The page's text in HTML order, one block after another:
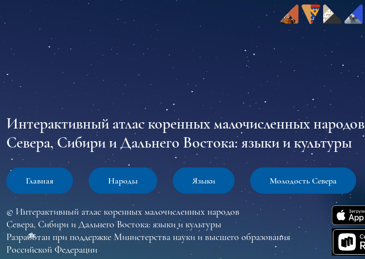
Интерактивный атлас коренных малочисленных народов
Севера, Сибири и Дальнего Востока: языки и культуры
Главная Народы Языки Молодость Севера
© Интерактивный атлас коренных малочисленных народов
Севера, Сибири и Дальнего Востока: языки и культуры
Разработан при поддержке Министерства науки и высшего образования
Российской Федерации